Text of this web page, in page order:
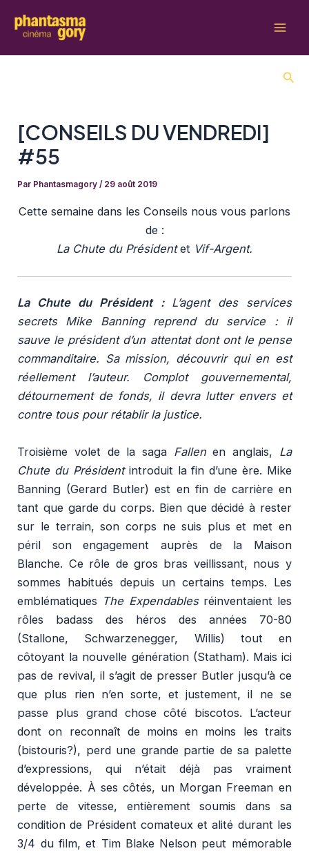
[CONSEILS DU VENDREDI]
#55
Par Phantasmagory/ 29 août 2019
Cette semaine dans les Conseils nous vous parlons
de :
La Chute du Présidentet Vif-Argent.
La Chute du Président : L’agent des services
secrets Mike Banning reprend du service : il
sauve le président d’un attentat dont ont le pense
commanditaire. Sa mission, découvrir qui en est
réellement l’auteur. Complot gouvernemental,
détournement de fonds, il devra lutter envers et
contre tous pour rétablir la justice.
Troisième volet de la saga Fallenen anglais, La
Chute du Présidentintroduit la fin d’une ère. Mike
Banning (Gerard Butler) est en fin de carrière en
tant que garde du corps. Bien que décidé à rester
sur le terrain, son corps ne suis plus et met en
péril son engagement auprès de la Maison
Blanche. Ce rôle de gros bras veillissant, nous y
sommes habitués depuis un certains temps. Les
emblématiques The Expendables réinventaient les
rôles badass des héros des années 70-80
(Stallone, Schwarzenegger, Willis) tout en
côtoyant la nouvelle génération (Statham). Mais ici
pas de revival, il s’agit de presser Butler jusqu’à ce
que plus rien n’en sorte, et justement, il ne se
passe plus grand chose côté biscotos. L’acteur
dont on reconnaît de moins en moins les traits
(bistouris?), perd une grande partie de sa palette
d’expressions, qui n’était déjà pas vraiment
développée. À ses côtés, un Morgan Freeman en
perte de vitesse, entièrement soumis dans sa
condition de Président comateux et alité durant les
3/4 du film, et Tim Blake Nelson peut mémorable